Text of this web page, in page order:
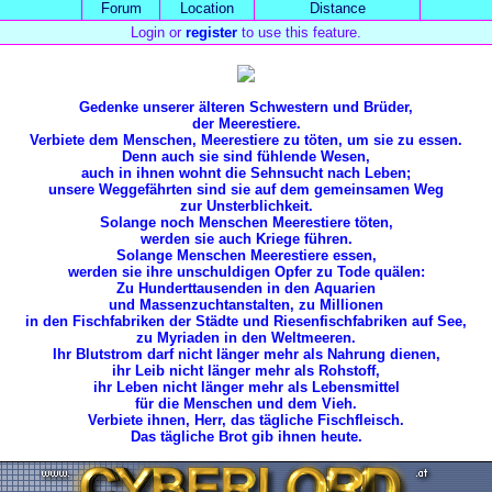
Forum Location Distance
Login or register to use this feature.
Gedenke unserer älteren Schwestern und Brüder,
der Meerestiere.
Verbiete dem Menschen, Meerestiere zu töten, um sie zu essen.
Denn auch sie sind fühlende Wesen,
auch in ihnen wohnt die Sehnsucht nach Leben;
unsere Weggefährten sind sie auf dem gemeinsamen Weg
zur Unsterblichkeit.
Solange noch Menschen Meerestiere töten,
werden sie auch Kriege führen.
Solange Menschen Meerestiere essen,
werden sie ihre unschuldigen Opfer zu Tode quälen:
Zu Hunderttausenden in den Aquarien
und Massenzuchtanstalten, zu Millionen
in den Fischfabriken der Städte und Riesenfischfabriken auf See,
zu Myriaden in den Weltmeeren.
Ihr Blutstrom darf nicht länger mehr als Nahrung dienen,
ihr Leib nicht länger mehr als Rohstoff,
ihr Leben nicht länger mehr als Lebensmittel
für die Menschen und dem Vieh.
Verbiete ihnen, Herr, das tägliche Fischfleisch.
Das tägliche Brot gib ihnen heute.